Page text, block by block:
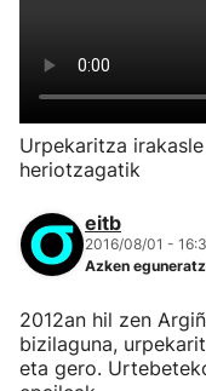
Urpekaritza
heriotzagatik
eitb
2016/08/01 -
Azken
2012an hil zen
bizilaguna,
eta gero.